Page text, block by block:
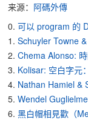
来源： 阿碼外傳
0. 可以 program 的
1. Schuyler Towne
2. Chema Alonso:
3. Kolisar: 空白字元
4. Nathan Hamiel &
5. Wendel
6. 黑白帽相見歡（